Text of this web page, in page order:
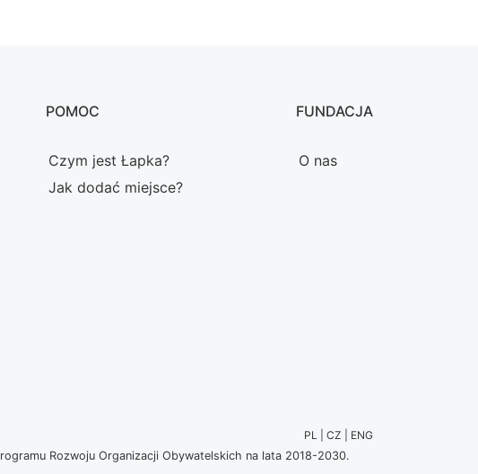
POMOC
Czym jest Łapka?
Jak dodać miejsce?
FUNDACJA
O nas
PL | CZ | ENG
Rozwoju Organizacji Obywatelskich na lata 2018-2030.